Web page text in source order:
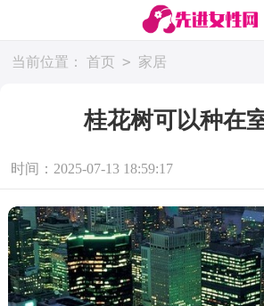
当前位置： 首页 > 家居
桂花树可以种在
时间：2025-07-13 18:59:17